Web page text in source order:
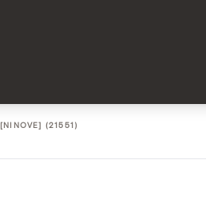
(21551)